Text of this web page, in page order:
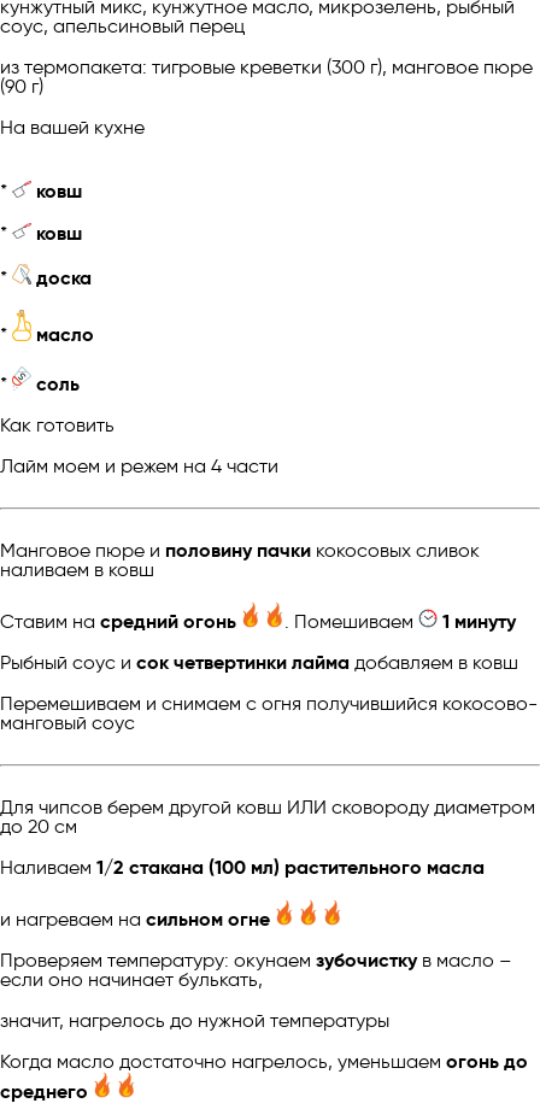
кунжутный микс, кунжутное масло, микрозелень, рыбный
соус, апельсиновый перец
из термопакета: тигровые креветки (300 г), манговое пюре
(90 г)
На вашей кухне
*
ковш
*
ковш
*
доска
* масло
*
соль
Как готовить
Лайм моем и режем на 4 части
Манговое пюре и половину пачки кокосовых сливок
наливаем в ковш
Ставим на средний огонь . Помешиваем
1 минуту
Рыбный соус и сок четвертинки лайма добавляем в ковш
Перемешиваем и снимаем с огня получившийся кокосово-
манговый соус
Для чипсов берем другой ковш ИЛИ сковороду диаметром
до 20 см
Наливаем 1/2 стакана (100 мл) растительного масла
и нагреваем на сильном огне
Проверяем температуру: окунаем зубочисткув масло –
если оно начинает булькать,
значит, нагрелось до нужной температуры
Когда масло достаточно нагрелось, уменьшаем огонь до
среднего